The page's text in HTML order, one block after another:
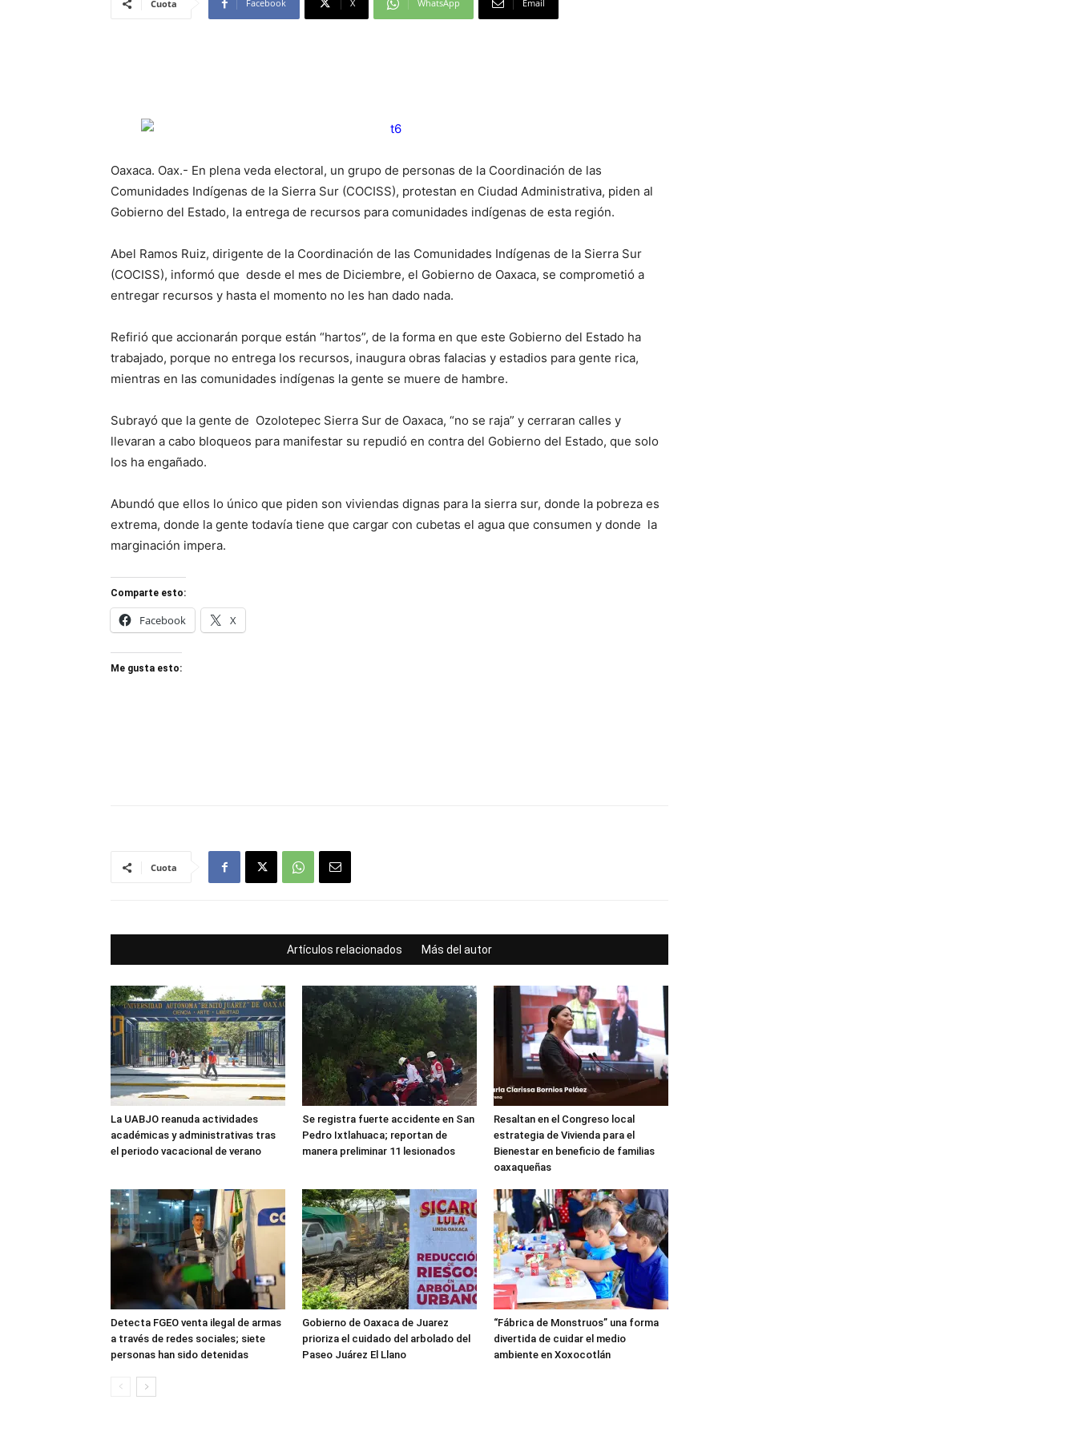
Cuota Facebook X WhatsApp Email
Oaxaca. Oax.- En plena veda electoral, un grupo de personas de la Coordinación de las
Comunidades Indígenas de la Sierra Sur (COCISS), protestan en Ciudad Administrativa, piden al
Gobierno del Estado, la entrega de recursos para comunidades indígenas de esta región.
Abel Ramos Ruiz, dirigente de la Coordinación de las Comunidades Indígenas de la Sierra Sur
(COCISS), informó que desde el mes de Diciembre, el Gobierno de Oaxaca, se comprometió a
entregar recursos y hasta el momento no les han dado nada.
Refirió que accionarán porque están “hartos”, de la forma en que este Gobierno del Estado ha
trabajado, porque no entrega los recursos, inaugura obras falacias y estadios para gente rica,
mientras en las comunidades indígenas la gente se muere de hambre.
Subrayó que la gente de Ozolotepec Sierra Sur de Oaxaca, “no se raja” y cerraran calles y
llevaran a cabo bloqueos para manifestar su repudió en contra del Gobierno del Estado, que solo
los ha engañado.
Abundó que ellos lo único que piden son viviendas dignas para la sierra sur, donde la pobreza es
extrema, donde la gente todavía tiene que cargar con cubetas el agua que consumen y donde la
marginación impera.
Comparte esto:
Facebook X
Me gusta esto:
Cuota
Artículos relacionados Más del autor
La UABJO reanuda actividades
académicas y administrativas tras
el periodo vacacional de verano
Se registra fuerte accidente en San
Pedro Ixtlahuaca; reportan de
manera preliminar 11 lesionados
Resaltan en el Congreso local
estrategia de Vivienda para el
Bienestar en beneficio de familias
oaxaqueñas
Detecta FGEO venta ilegal de armas
a través de redes sociales; siete
personas han sido detenidas
Gobierno de Oaxaca de Juarez
prioriza el cuidado del arbolado del
Paseo Juárez El Llano
“Fábrica de Monstruos” una forma
divertida de cuidar el medio
ambiente en Xoxocotlán